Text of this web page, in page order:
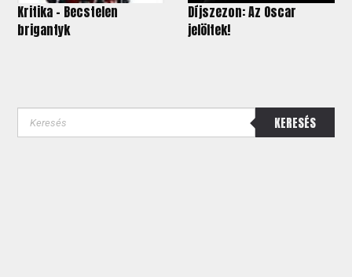
Kritika – Becstelen
brigantyk
Díjszezon: Az Oscar
jelöltek!
KERESÉS